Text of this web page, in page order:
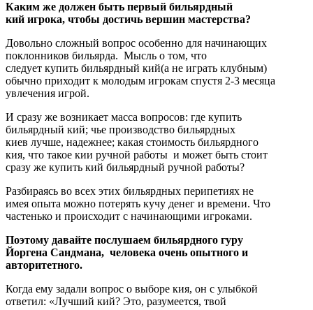
Каким же должен быть первый бильярдный
кий игрока, чтобы достичь вершин мастерства?
Довольно сложный вопрос особенно для начинающих
поклонников бильярда. Мысль о том, что
следует купить бильярдный кий(а не играть клубным)
обычно приходит к молодым игрокам спустя 2-3 месяца
увлечения игрой.
И сразу же возникает масса вопросов: где купить
бильярдный кий; чье производство бильярдных
киев лучше, надежнее; какая стоимость бильярдного
кия, что такое кии ручной работы и может быть стоит
сразу же купить кий бильярдный ручной работы?
Разбираясь во всех этих бильярдных перипетиях не
имея опыта можно потерять кучу денег и времени. Что
частенько и происходит с начинающими игроками.
Поэтому давайте послушаем бильярдного гуру
Йоргена Сандмана, человека очень опытного и
авторитетного.
Когда ему задали вопрос о выборе кия, он с улыбкой
ответил: «Лучший кий? Это, разумеется, твой